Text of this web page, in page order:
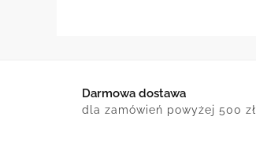
Darmowa dostawa
dla zamówień powyżej 500 zł